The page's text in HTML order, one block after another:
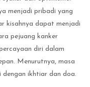
menjadi pribadi yang
kisahnya dapat menjadi
pejuang kanker
diri dalam
Menurutnya, masa
dengan ikhtiar dan doa.